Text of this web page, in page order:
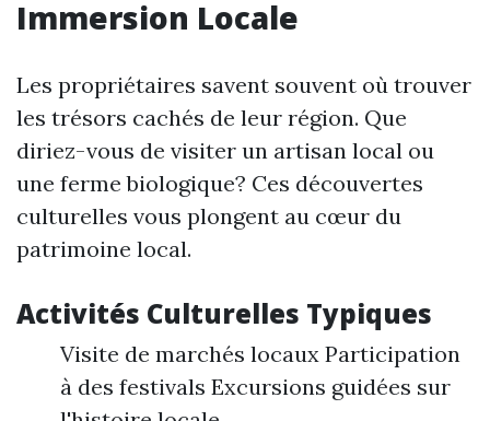
Immersion Locale
Les propriétaires savent souvent où trouver
les trésors cachés de leur région. Que
diriez-vous de visiter un artisan local ou
une ferme biologique? Ces découvertes
culturelles vous plongent au cœur du
patrimoine local.
Activités Culturelles Typiques
Visite de marchés locaux Participation
à des festivals Excursions guidées sur